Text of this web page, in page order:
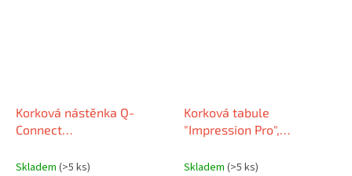
Korková nástěnka Q-
Connect
Skladem (>5 ks)
Korková tabule
"Impression Pro",
cm, NOBO 1915416
Skladem (>5 ks)